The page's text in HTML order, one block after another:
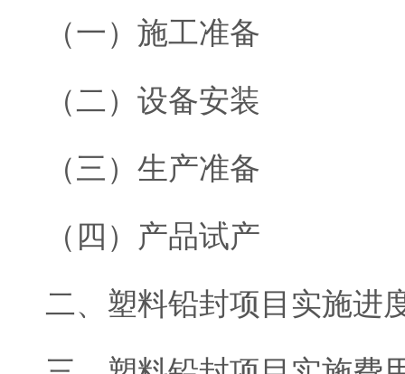
（一）施工准备
（二）设备安装
（三）生产准备
（四）产品试产
二、塑料铅封项目实施进